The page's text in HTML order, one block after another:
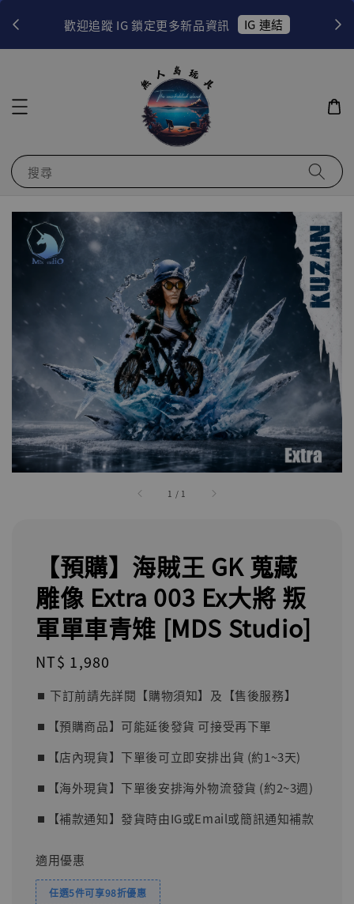
歡迎追蹤 IG 鎖定更多新品資訊 IG 連結
搜尋
1 / 1
【預購】海賊王 GK 蒐藏
雕像 Extra 003 Ex大將 叛
軍單車青雉 [MDS Studio]
Regular
NT$ 1,980
⏹︎ 下訂前請先詳閱【購物須知】及【售後服務】
⏹︎【預購商品】可能延後發貨 可接受再下單
⏹︎【店內現貨】下單後可立即安排出貨 (約1~3天)
⏹︎【海外現貨】下單後安排海外物流發貨 (約2~3週)
⏹︎【補款通知】發貨時由IG或Email或簡訊通知補款
適用優惠
任選5件可享98折優惠